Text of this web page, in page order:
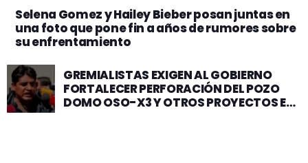
Selena Gomez y Hailey Bieber posan juntas en
una foto que pone fin a años de rumores sobre
su enfrentamiento
GREMIALISTAS EXIGEN AL GOBIERNO
FORTALECER PERFORACIÓN DEL POZO
DOMO OSO-X3 Y OTROS PROYECTOS EN